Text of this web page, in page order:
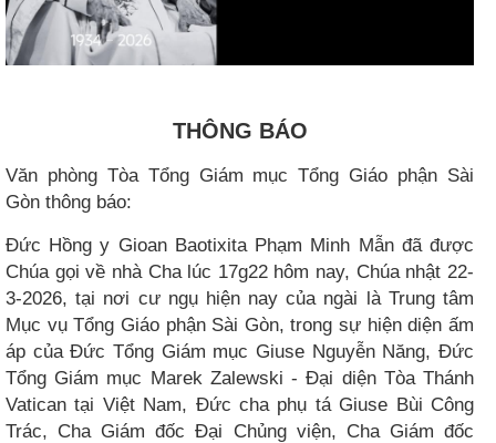
THÔNG BÁO
Văn phòng Tòa Tổng Giám mục Tổng Giáo phận Sài
Gòn thông báo:
Đức Hồng y Gioan Baotixita Phạm Minh Mẫn đã được
Chúa gọi về nhà Cha lúc 17g22 hôm nay, Chúa nhật 22-
3-2026, tại nơi cư ngụ hiện nay của ngài là Trung tâm
Mục vụ Tổng Giáo phận Sài Gòn, trong sự hiện diện ấm
áp của Đức Tổng Giám mục Giuse Nguyễn Năng, Đức
Tổng Giám mục Marek Zalewski - Đại diện Tòa Thánh
Vatican tại Việt Nam, Đức cha phụ tá Giuse Bùi Công
Trác, Cha Giám đốc Đại Chủng viện, Cha Giám đốc